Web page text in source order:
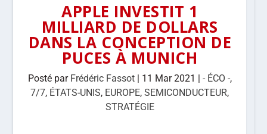
APPLE INVESTIT 1
MILLIARD DE DOLLARS
DANS LA CONCEPTION DE
PUCES À MUNICH
Posté par Frédéric Fassot| 11 Mar 2021 | - ÉCO -,
7/7, ÉTATS-UNIS, EUROPE,SEMICONDUCTEUR,
STRATÉGIE